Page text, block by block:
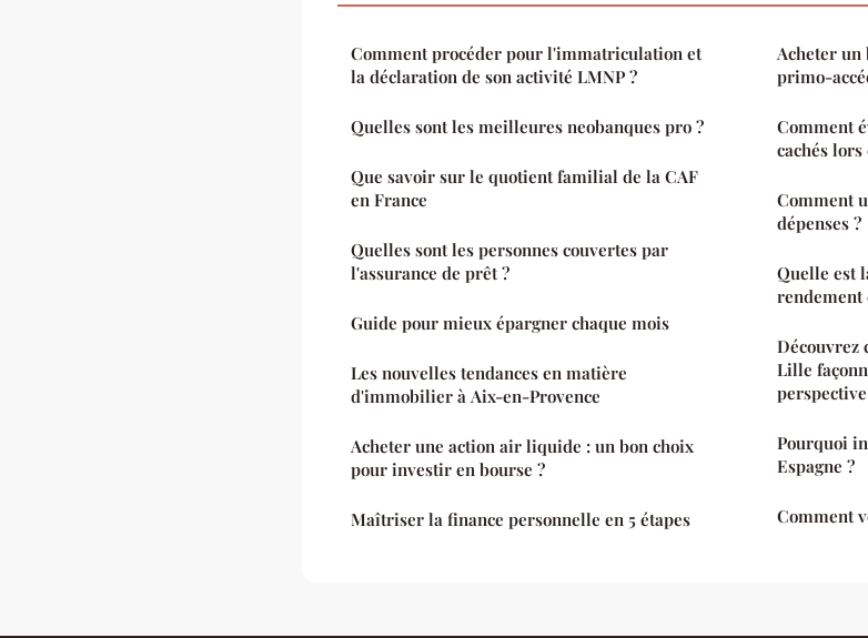
Comment procéder pour l'immatriculation et
la déclaration de son activité LMNP ?
Quelles sont les meilleures neobanques pro ?
Que savoir sur le quotient familial de la CAF
en France
Quelles sont les personnes couvertes par
l'assurance de prêt ?
Guide pour mieux épargner chaque mois
Les nouvelles tendances en matière
d'immobilier à Aix-en-Provence
Acheter une action air liquide : un bon choix
pour investir en bourse ?
Maîtriser la finance personnelle en 5 étapes
Acheter
primo-
Comment
cachés
Comment
dépenses ?
Quelle est
rendement
Découvrez
Lille
Pourquoi
Espagne ?
Comment